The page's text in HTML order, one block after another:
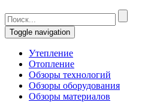
Toggle navigation
Утепление
Отопление
Обзоры технологий
Обзоры оборудования
Обзоры материалов